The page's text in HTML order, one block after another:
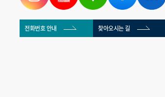
전화번호 안내 찾아오시는 길